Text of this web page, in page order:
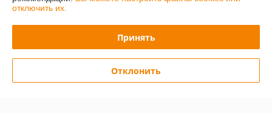
Контакты
График работы
отключить их.
Принять
Отклонить